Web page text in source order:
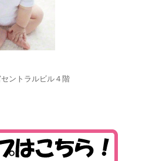
ントラルビル４階